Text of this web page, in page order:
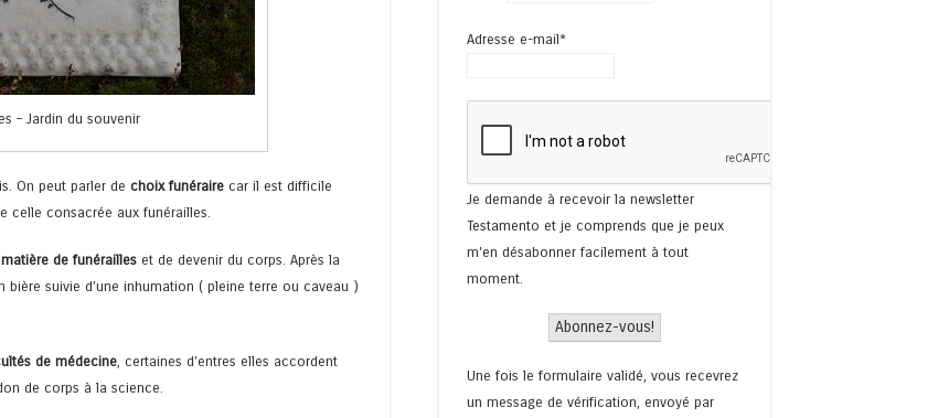
– Jardin du souvenir
On peut parler de choix funéraire car il est difficile
celle consacrée aux funérailles.
de funérailles et de devenir du corps. Après la
suivie d’une inhumation ( pleine terre ou caveau )
de médecine , certaines d’entres elles accordent
de corps à la science.
Adresse e-mail*
Je demande à recevoir la newsletter
Testamento et je comprends que je peux
m'en désabonner facilement à tout
moment.
Une fois le formulaire validé, vous recevrez
un message de vérification, envoyé par